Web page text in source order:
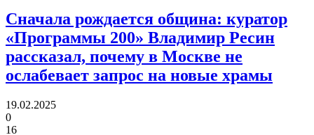
Сначала рождается община: куратор
«Программы 200» Владимир Ресин
рассказал, почему в Москве не
ослабевает запрос на новые храмы
19.02.2025
0
16